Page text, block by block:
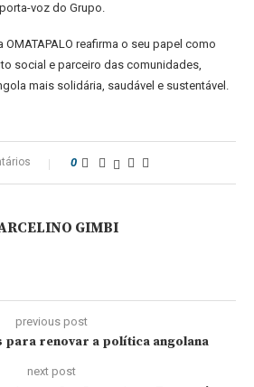
voz do Grupo.
reafirma o seu papel como
social e parceiro das comunidades,
mais solidária, saudável e sustentável.
0
GIMBI
previous post
para renovar a política angolana
next post